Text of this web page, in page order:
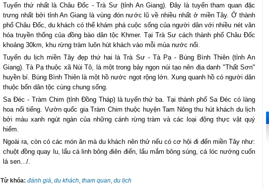
Tuyến thứ nhất là Châu Đốc - Trà Sư (tỉnh An Giang). Đây là tuyến tham quan đặc
trưng nhất bởi tỉnh An Giang là vùng đón nước lũ về nhiều nhất ở miền Tây. Ở thành
phố Châu Đốc, du khách có thể khám phá cuộc sống của người dân với nhiều nét văn
hóa truyền thống của đồng bào dân tộc Khmer. Tại Trà Sư cách thành phố Châu Đốc
khoảng 30km, khu rừng tràm luôn hút khách vào mỗi mùa nước nổi.
Tuyếndu lịch miền Tây đẹp thứ hai là Trà Sư - Tà Pạ - Búng Bình Thiên (tỉnh An
Giang). Tà Pạ thuộc xã Núi Tô, là một trong bảy ngọn núi tạo nên địa danh "Thất Sơn"
huyền bí. Búng Bình Thiên là một hồ nước ngọt rộng lớn. Xung quanh hồ có người dân
thuộc bốn dân tộc cùng chung sống.
Sa Đéc - Tràm Chim (tỉnh Đồng Tháp) là tuyến thứ ba. Tại thành phố Sa Đéc có làng
hoa nổi tiếng. Vườn quốc gia Tràm Chim thuộc huyện Tam Nông thu hút khách du lịch
bởi màu xanh ngút ngàn của những cánh rừng tràm và các loại động thực vật quý
hiếm.
Ngoài ra, còn có các món ăn mà du khách nên thử nếu có cơ hội đi đến miền Tây như:
chuột đồng quay lu, lẩu cá linh bông điên điển, lẩu mắm bông súng, cá lóc nướng cuốn
lá sen.../.
Từ khóa: đánh giá du khách tham quan du lịch